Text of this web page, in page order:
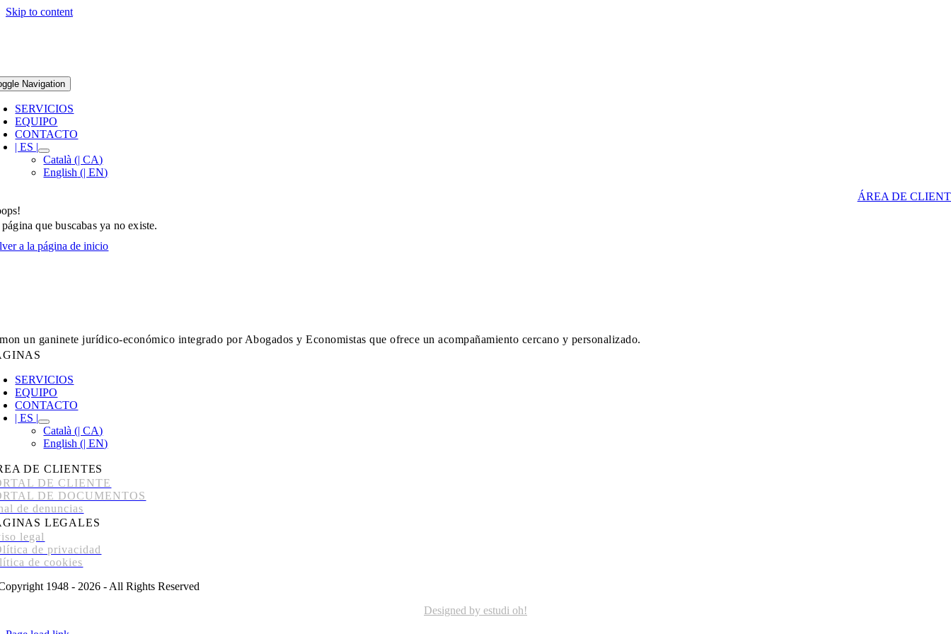
Skip to content
Navigation
SERVICIOS
EQUIPO
CONTACTO
| ES |
Català (| CA)
English (| EN)
ÁREA DE
que buscabas ya no existe.
a la página de inicio
un ganinete jurídico-económico integrado por Abogados y Economistas que ofrece un acompañamiento cercano y personalizado.
SERVICIOS
EQUIPO
CONTACTO
| ES |
Català (| CA)
English (| EN)
DE CLIENTES
DE CLIENTE
DE DOCUMENTOS
de denuncias
LEGALES
legal
de privacidad
de cookies
1948 - 2026 - All Rights Reserved
Designed by estudi oh!